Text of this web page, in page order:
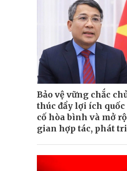
Bảo vệ vững chắc
thúc đẩy lợi ích
cố hòa bình và mở
gian hợp tác, phát